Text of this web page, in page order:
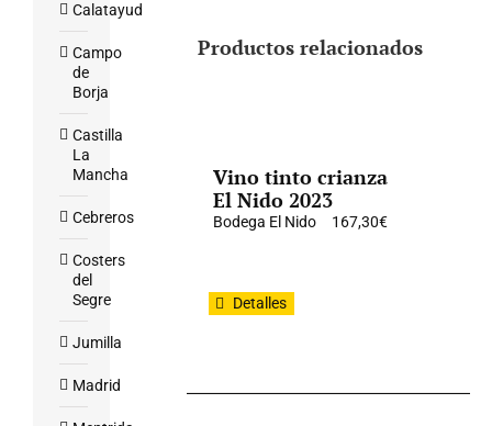
Productos relacionados
Vino tinto crianza
El Nido 2023
Bodega El Nido 167,30€
Detalles
Calatayud
Campo
de
Borja
Castilla
La
Mancha
Cebreros
Costers
del
Segre
Jumilla
Madrid